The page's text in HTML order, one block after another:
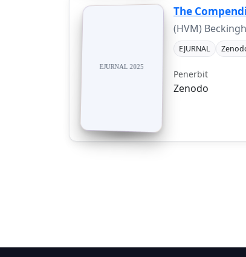
The
(HVM)
EJURNAL
Penerbit
Zenodo